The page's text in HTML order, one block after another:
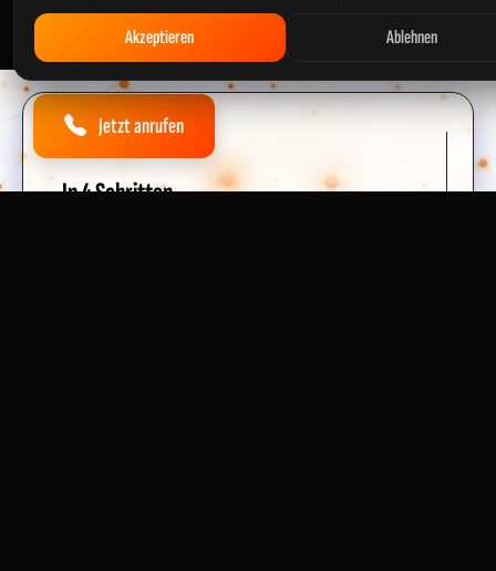
Jetzt anrufen
In 4 Schritten
Akzeptieren Ablehnen